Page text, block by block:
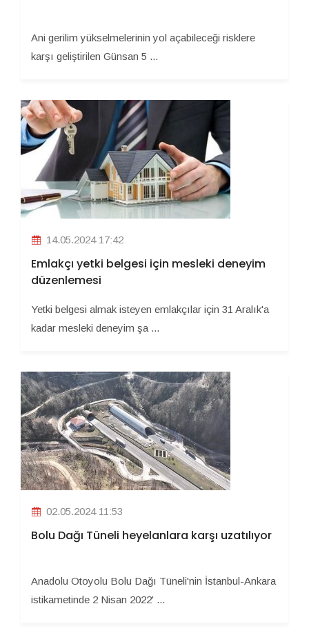
Ani gerilim yükselmelerinin yol açabileceği risklere
karşı geliştirilen Günsan 5 ...
14.05.2024 17:42
Emlakçı yetki belgesi için mesleki deneyim
düzenlemesi
Yetki belgesi almak isteyen emlakçılar için 31 Aralık'a
kadar mesleki deneyim şa ...
02.05.2024 11:53
Bolu Dağı Tüneli heyelanlara karşı uzatılıyor
Anadolu Otoyolu Bolu Dağı Tüneli'nin İstanbul-Ankara
istikametinde 2 Nisan 2022' ...